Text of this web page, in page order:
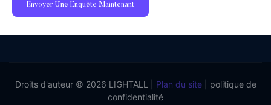
Envoyer Une Enquête Maintenant
Droits d'auteur © 2026 LIGHTALL | Plan du site
politique de
confidentialité